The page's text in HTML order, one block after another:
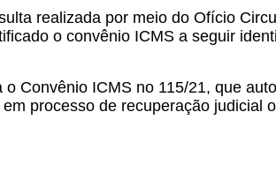
realizada por meio do Ofício
o convênio ICMS a seguir
o Convênio ICMS no 115/21, que
processo de recuperação judicial